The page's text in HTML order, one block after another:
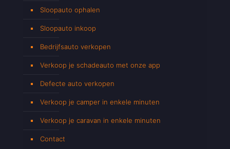
Sloopauto ophalen
Sloopauto inkoop
Bedrijfsauto verkopen
Verkoop je schadeauto met onze app
Defecte auto verkopen
Verkoop je camper in enkele minuten
Verkoop je caravan in enkele minuten
Contact